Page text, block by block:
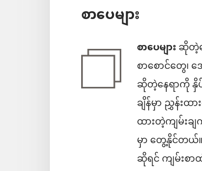
စာပေများ
စာပေများဆိုတဲ့န
စာစောင်တွေ၊
ဆိုတဲ့နေရာကို နှိ
ချိန်မှာ ညွှန်း
ထားတဲ့ကျမ်းခ
မှာ တွေ့နိုင်တယ်။
ဆိုရင် ကျမ်းစ